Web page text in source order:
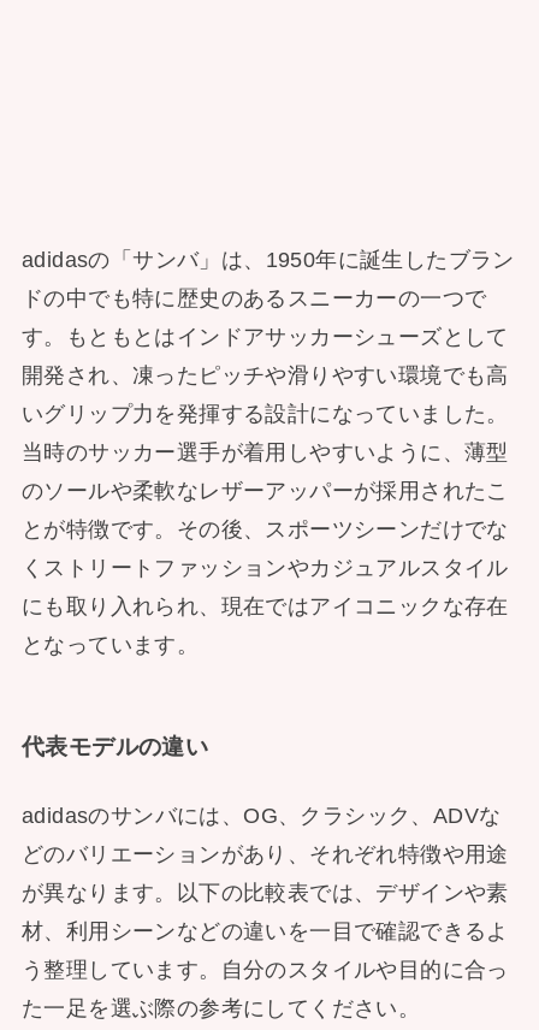
adidasの「サンバ」は、1950年に誕生したブラン
ドの中でも特に歴史のあるスニーカーの一つで
す。もともとはインドアサッカーシューズとして
開発され、凍ったピッチや滑りやすい環境でも高
いグリップ力を発揮する設計になっていました。
当時のサッカー選手が着用しやすいように、薄型
のソールや柔軟なレザーアッパーが採用されたこ
とが特徴です。その後、スポーツシーンだけでな
くストリートファッションやカジュアルスタイル
にも取り入れられ、現在ではアイコニックな存在
となっています。
代表モデルの違い
adidasのサンバには、OG、クラシック、ADVな
どのバリエーションがあり、それぞれ特徴や用途
が異なります。以下の比較表では、デザインや素
材、利用シーンなどの違いを一目で確認できるよ
う整理しています。自分のスタイルや目的に合っ
た一足を選ぶ際の参考にしてください。